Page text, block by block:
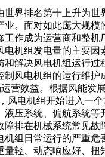
界排名第十上升为世
业。面对如此庞大规模
工作成为运营商和整机
电机组发电量的主要因
和解决风电机组运行过
制风电机组的运行维护
营效益。根据风能发
风电机组开始进入一
液压系统、偏航系统等
障排在机械系统常见故
机组日常运行的严重危
量轻、动态响应好、扭